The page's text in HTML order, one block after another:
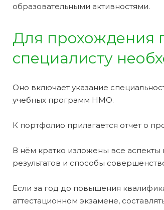
образовательными активностями.
Для прохождения
специалисту
Оно включает указание
учебных программ НМО.
К портфолио прилагается отчет о
В нём кратко изложены все аспекты
результатов и способы
Если за год до повышения
аттестационном экзамене,